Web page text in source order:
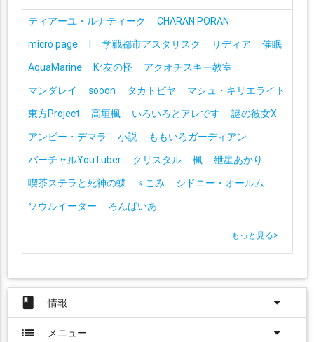
ティアーユ・ルナティーク
CHARAN PORAN
micro page
I 学戦都市アスタリスク リディア
催眠
AquaMarine
K²友の怪
アクオチスキー教室
マンダレイ
sooon タカトビヤ
マシュ・キリエライト
東方Project
高垣楓 いろいろとアレです
謎の彼女X
アンビー・デマラ
小説
ももいろガーディアン
バーチャルYouTuber
クリスタル 楓
紲星あかり
喫茶ステラと死神の蝶
♀こみ
シドニー・オールム
ソウルイーター
ろんぱいあ
もっと見る>
book 情報
arrow_drop_down
list
メニュー
arrow_drop_down